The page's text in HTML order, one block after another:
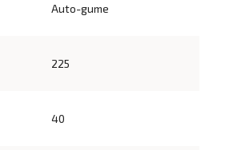
Auto-gume
225
40